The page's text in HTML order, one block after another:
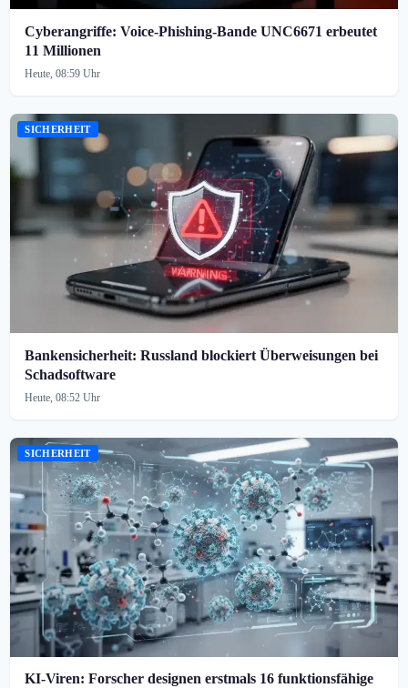
Cyberangriffe: Voice-Phishing-Bande UNC6671 erbeutet
11 Millionen
Heute, 08:59 Uhr
SICHERHEIT
Bankensicherheit: Russland blockiert Überweisungen bei
Schadsoftware
Heute, 08:52 Uhr
SICHERHEIT
KI-Viren: Forscher designen erstmals 16 funktionsfähige